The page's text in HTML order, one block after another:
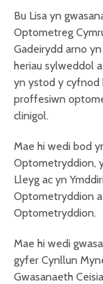
Bu Lisa yn
Optometreg
Gadeirydd arno
heriau sylweddol
yn ystod y cyfnod
proffesiwn
clinigol.
Mae hi wedi bod
Optometryddion,
Lleyg ac yn
Optometryddion
Optometryddion.
Mae hi wedi
gyfer Cynllun
Gwasanaeth